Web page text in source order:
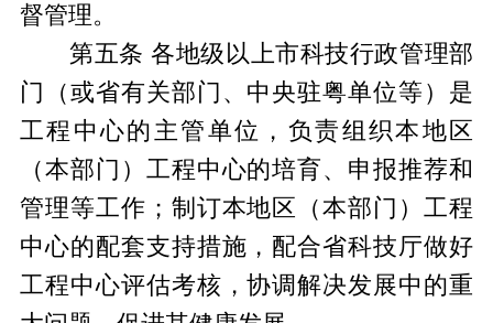
督管理。
第五条 各地级以上市科技行政管理部
门（或省有关部门、中央驻粤单位等）是
工程中心的主管单位，负责组织本地区
（本部门）工程中心的培育、申报推荐和
管理等工作；制订本地区（本部门）工程
中心的配套支持措施，配合省科技厅做好
工程中心评估考核，协调解决发展中的重